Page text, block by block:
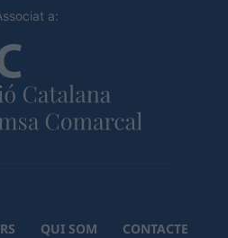
a:
QUI SOM
CONTACTE